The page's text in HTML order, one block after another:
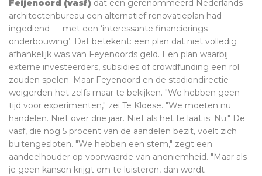
Feijenoord (vasf) dat een gerenommeerd Nederlands
architectenbureau een alternatief renovatieplan had
ingediend — met een ‘interessante financierings-
onderbouwing’. Dat betekent: een plan dat niet volledig
afhankelijk was van Feyenoords geld. Een plan waarbij
externe investeerders, subsidies of crowdfunding een rol
zouden spelen. Maar Feyenoord en de stadiondirectie
weigerden het zelfs maar te bekijken. "We hebben geen
tijd voor experimenten," zei Te Kloese. "We moeten nu
handelen. Niet over drie jaar. Niet als het te laat is. Nu." De
vasf, die nog 5 procent van de aandelen bezit, voelt zich
buitengesloten. "We hebben een stem," zegt een
aandeelhouder op voorwaarde van anoniemheid. "Maar als
je geen kansen krijgt om te luisteren, dan wordt